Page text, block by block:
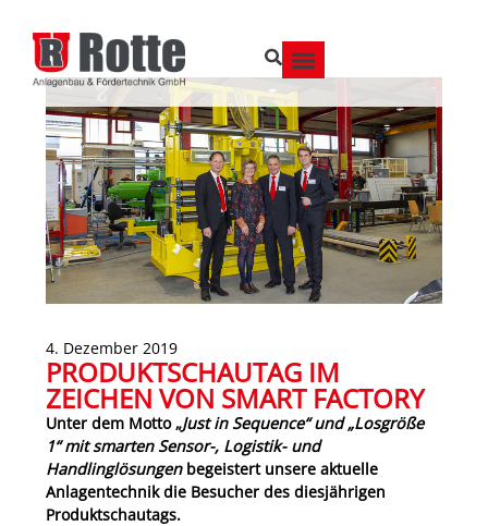
4. Dezember 2019
PRODUKTSCHAUTAG IM
ZEICHEN VON SMART FACTORY
Unter dem Motto „Just in Sequence“ und „Losgröße
1“ mit smarten Sensor-, Logistik- und
Handlinglösungen begeistert unsere aktuelle
Anlagentechnik die Besucher des diesjährigen
Produktschautags.